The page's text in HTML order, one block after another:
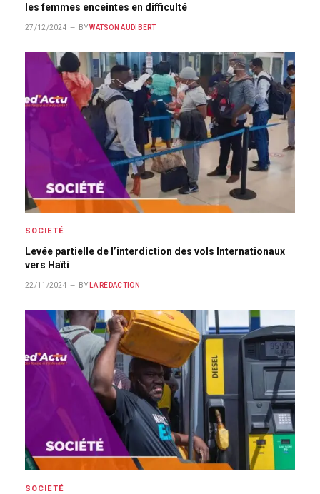
les femmes enceintes en difficulté
27/12/2024 BY WATSON AUDIBERT
SOCIETÉ
Levée partielle de l’interdiction des vols Internationaux
vers Haïti
22/11/2024 BY LA RÉDACTION
SOCIETÉ